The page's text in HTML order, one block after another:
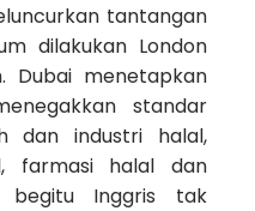
tantangan
dilakukan London
Dubai menetapkan
standar
dan industri halal,
farmasi halal dan
begitu Inggris tak